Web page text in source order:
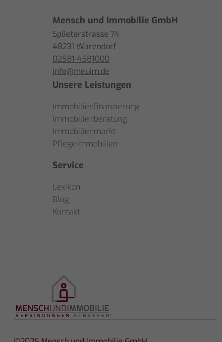
Mensch und Immobilie GmbH
Splieterstrasse 74
48231 Warendorf
02581 4581000
info@meuim.de
Unsere Leistungen
Immobilienfinanzierung
Immobilienberatung
Immobilienmarkt
Pflegeimmobilien
Service
Lexikon
Blog
Kontakt